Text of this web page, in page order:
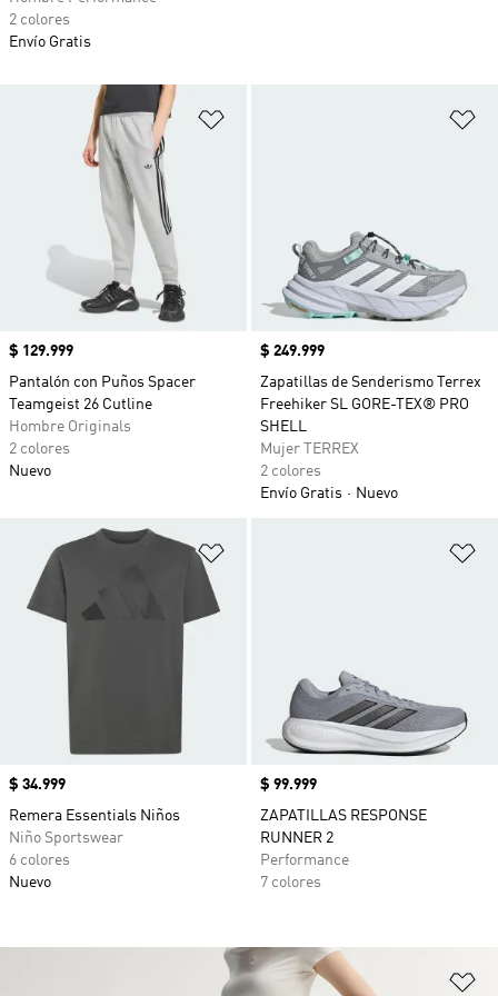
Precio
$ 129.999
Pantalón con Puños Spacer
Teamgeist 26 Cutline
Hombre Originals
2 colores
Nuevo
Precio
$ 249.999
Zapatillas de Senderismo Terrex
Freehiker SL GORE-TEX® PRO
SHELL
Mujer TERREX
2 colores
Envío Gratis
Nuevo
Precio
$ 34.999
Remera Essentials Niños
Niño Sportswear
6 colores
Nuevo
Precio
$ 99.999
ZAPATILLAS RESPONSE
RUNNER 2
Performance
7 colores
2 colores
Envío Gratis